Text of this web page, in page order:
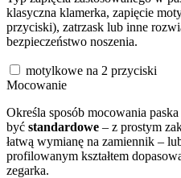
klasyczna klamerka, zapięcie
przyciski), zatrzask lub inne
bezpieczeństwo noszenia.
motylkowe na 2 przyciski
Mocowanie
Określa sposób mocowania
być standardowe – z prostym
łatwą wymianę na zamiennik –
profilowanym kształtem
zegarka.